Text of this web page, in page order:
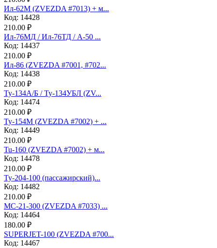
Ил-62М (ZVEZDA #7013) + м...
Код: 14428
210.00 ₽
Ил-76МД / Ил-76ТД / А-50 ...
Код: 14437
210.00 ₽
Ил-86 (ZVEZDA #7001, #702...
Код: 14438
210.00 ₽
Ту-134А/Б / Ту-134УБЛ (ZV...
Код: 14474
210.00 ₽
Ту-154М (ZVEZDA #7002) + ...
Код: 14449
210.00 ₽
Tu-160 (ZVEZDA #7002) + м...
Код: 14478
210.00 ₽
Ту-204-100 (пассажирский)...
Код: 14482
210.00 ₽
МС-21-300 (ZVEZDA #7033) ...
Код: 14464
180.00 ₽
SUPERJET-100 (ZVEZDA #700...
Код: 14467